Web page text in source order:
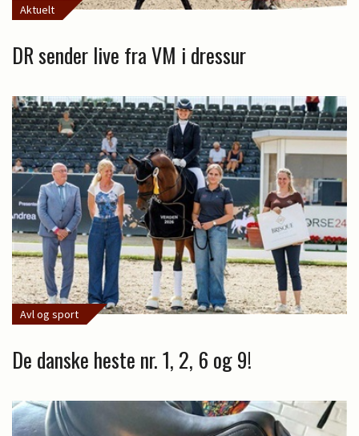
Aktuelt
DR sender live fra VM i dressur
Avl og sport
De danske heste nr. 1, 2, 6 og 9!